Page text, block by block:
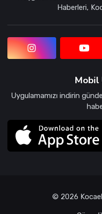
Haberleri,
Mobil
Uygulamamızı indirin
© 2026